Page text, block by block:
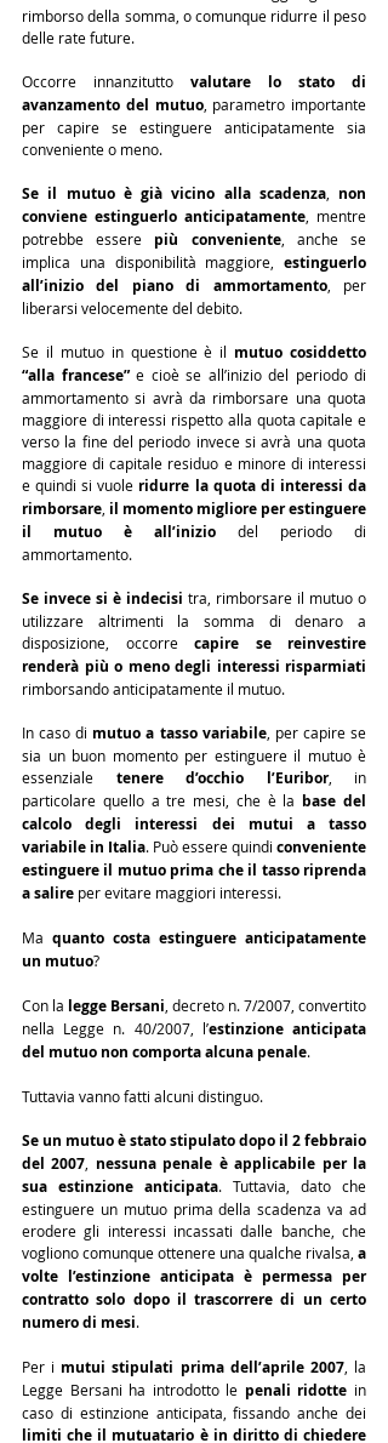
rimborso della somma, o comunque ridurre il peso
delle rate future.
Occorre innanzitutto valutare lo stato di
avanzamento del mutuo, parametro importante
per capire se estinguere anticipatamente sia
conveniente o meno.
Se il mutuo è già vicino alla scadenza, non
conviene estinguerlo anticipatamente , mentre
potrebbe essere più conveniente, anche se
implica una disponibilità maggiore, estinguerlo
all’inizio del piano di ammortamento, per
liberarsi velocemente del debito.
Se il mutuo in questione è il mutuo cosiddetto
“alla francese” e cioè se all’inizio del periodo di
ammortamento si avrà da rimborsare una quota
maggiore di interessi rispetto alla quota capitale e
verso la fine del periodo invece si avrà una quota
maggiore di capitale residuo e minore di interessi
e quindi si vuole ridurre la quota di interessi da
rimborsare il momento migliore per estinguere
il mutuo è all’inizio del periodo di
ammortamento.
Se invece si è indecisi tra, rimborsare il mutuo o
utilizzare altrimenti la somma di denaro a
disposizione, occorre capire se reinvestire
renderà più o meno degli interessi risparmiati
rimborsando anticipatamente il mutuo.
In caso di mutuo a tasso variabile, per capire se
sia un buon momento per estinguere il mutuo è
essenziale tenere d’occhio l’Euribor, in
particolare quello a tre mesi, che è la base del
calcolo degli interessi dei mutui a tasso
variabile in Italia. Può essere quindi conveniente
estinguere il mutuo prima che il tasso riprenda
a salire per evitare maggiori interessi.
Ma quanto costa estinguere anticipatamente
un mutuo?
Con la legge Bersani , decreto n. 7/2007, convertito
nella Legge n. 40/2007, l’estinzione anticipata
del mutuo non comporta alcuna penale.
Tuttavia vanno fatti alcuni distinguo.
Se un mutuo è stato stipulato dopo il 2 febbraio
del 2007 nessuna penale è applicabile per la
sua estinzione anticipata. Tuttavia, dato che
estinguere un mutuo prima della scadenza va ad
erodere gli interessi incassati dalle banche, che
vogliono comunque ottenere una qualche rivalsa, a
volte l’estinzione anticipata è permessa per
contratto solo dopo il trascorrere di un certo
numero di mesi.
Per i mutui stipulati prima dell’aprile 2007, la
Legge Bersani ha introdotto le penali ridotte in
limiti che il mutuatario è in diritto di chiedere